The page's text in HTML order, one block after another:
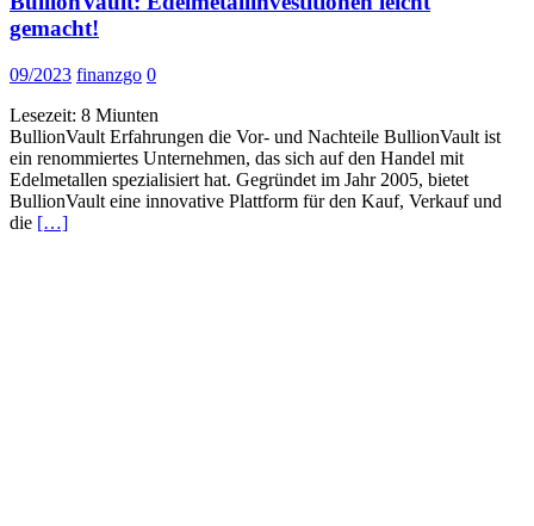
gemacht!
09/2023 finanzgo 0
Lesezeit: 8 Miunten
BullionVault Erfahrungen die Vor- und Nachteile BullionVault ist
ein renommiertes Unternehmen, das sich auf den Handel mit
Edelmetallen spezialisiert hat. Gegründet im Jahr 2005, bietet
BullionVault eine innovative Plattform für den Kauf, Verkauf und
die […]